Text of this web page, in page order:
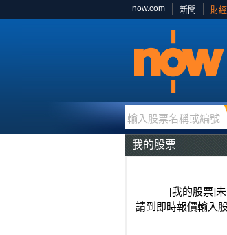
now.com 新聞 財經
輸入股票名稱或編號
我的股票
[我的股票]未
請到即時報價輸入